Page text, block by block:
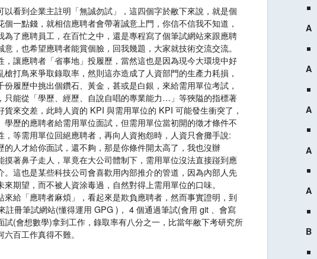
以看到企業主註明「無誠勿試」，這四個字於敝下來說，就是個
個一點錢，就相信應聘者會帶著誠意上門，你信不信我不知道，
為了應聘員工，在百忙之中，還是專程寫了個筆試網站來跟應聘
，也希望應聘者能賞個臉，回我幾題，大家就技術交流交流。
，讓應聘者「省事地」投履歷，當然這也是因為現今大環境中好
槍打鳥來爭取錄取率，然則這亦造成了人資部門的生產力耗損，
履歷中挑出個鑽石、黃金，甚或是白銀，來給需用單位考試，
只能從「學歷、經歷、自說自唱的專業能力…」等狹隘的指標著
貨來交差，此時人資的 KPI 與需用單位的 KPI 可能發生衝突了，
學歷的應聘者給需用單位面試，但需用單位當初開的徵才條件不
，等需用單位回絕應聘者，再向人資抱怨時，人資只會攤手說:
的人才給你面試，還不夠，那是你條件開太高了，我也沒辦
摸著鼻子走人，單竟在大公司體制下，需用單位沒法直接踫到應
。這也是某些科技公司會喜歡用內部推介的管道，因為內部人先
期望，而不被人資涂毒過，自然對得上需用單位的口味。
來給「應聘者麻煩」，看起來是欺負應聘者，然而事實證明，到
註冊筆試網站(懂得運用 GPG )， 4 個通過筆試(會用 git 、會寫
試(會想數學)拿到工作，錄取率有八分之一，比當年敝下考研究所
百工作真得不難。
A
A
A
A
A
B